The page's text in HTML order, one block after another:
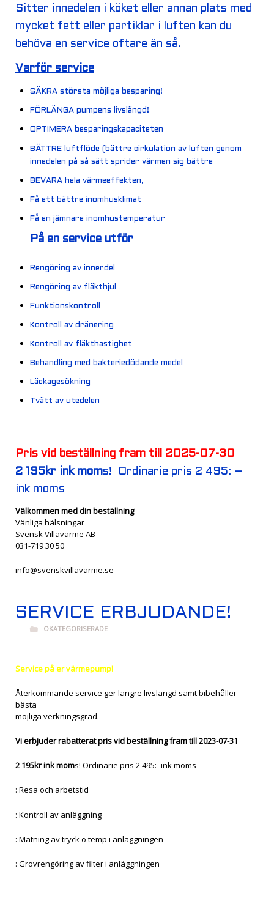
Sitter innedelen i köket eller annan plats med
mycket fett eller partiklar i luften kan du
behöva en service oftare än så.
Varför service
SÄKRA största möjliga besparing!
FÖRLÄNGA pumpens livslängd!
OPTIMERA besparingskapaciteten
BÄTTRE luftflöde (bättre cirkulation av luften genom
innedelen på så sätt sprider värmen sig bättre
BEVARA hela värmeeffekten,
Få ett bättre inomhusklimat
Få en jämnare inomhustemperatur
På en service utför
Rengöring av innerdel
Rengöring av fläkthjul
Funktionskontroll
Kontroll av dränering
Kontroll av fläkthastighet
Behandling med bakteriedödande medel
Läckagesökning
Tvätt av utedelen
Pris vid beställningfram till 2025-07-30
2 195kr ink moms! Ordinarie pris 2 495: –
ink moms
Välkommen med din beställning!
Vänliga hälsningar
Svensk Villavärme AB
031-719 30 50
info@svenskvillavarme.se
SERVICE ERBJUDANDE!
OKATEGORISERADE
Service på er värmepump!
Återkommande service ger längre livslängd samt bibehåller
bästa
möjliga verkningsgrad.
Vi erbjuder rabatterat pris vid beställning fram till 2023-07-31
2 195kr ink moms! Ordinarie pris 2 495:- ink moms
: Resa och arbetstid
: Kontroll av anläggning
: Mätning av tryck o temp i anläggningen
: Grovrengöring av filter i anläggningen